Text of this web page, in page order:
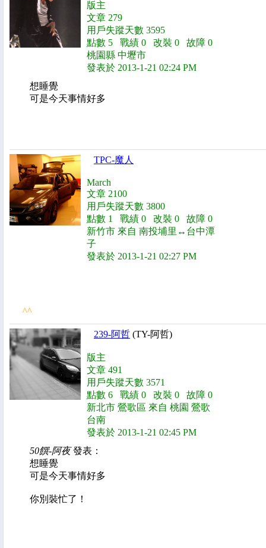
版主
文章 279
用戶失蹤天數 3595
點數 5 戰績 0 改裝 0 故障 0
桃園縣 中壢市
發表於 2013-1-21 02:24 PM
想睡覺
可是今天事情好多
TPC-魔人
March
文章 2100
用戶失蹤天數 3800
點數 1 戰績 0 改裝 0 故障 0
新竹市 來自 南投埔里↔台中潭
子
發表於 2013-1-21 02:27 PM
^^
239-阿哲 (TY-阿哲)
版主
文章 491
用戶失蹤天數 3571
點數 6 戰績 0 改裝 0 故障 0
新北市 鶯歌區 來自 桃園 鶯歌
台南
發表於 2013-1-21 02:45 PM
50饌-阿夜發表：
想睡覺
可是今天事情好多
你別裝忙了！